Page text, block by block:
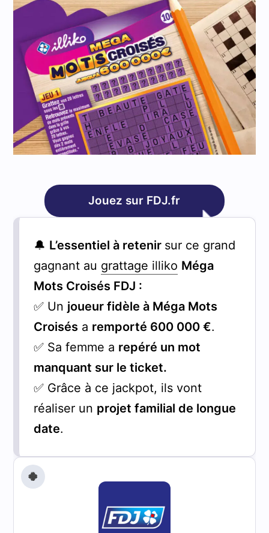
Jouez sur FDJ.fr
🔔 L’essentiel à retenir sur ce grand
gagnant au grattage illiko Méga
Mots Croisés FDJ :
✅ Un joueur fidèle à Méga Mots
Croisésa remporté 600 000 €.
✅ Sa femme a repéré un mot
manquant sur le ticket.
✅ Grâce à ce jackpot, ils vont
réaliser un projet familial de longue
date.
🍀